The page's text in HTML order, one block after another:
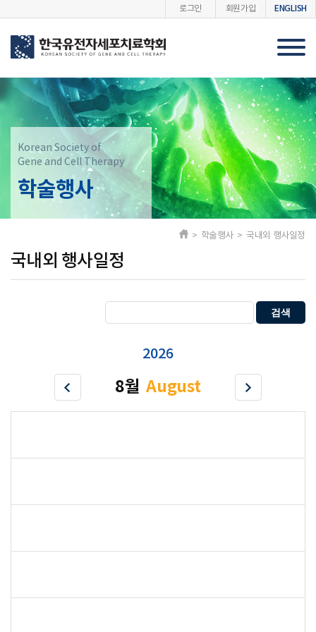
로그인 회원가입 ENGLISH
Korean Society of
Gene and Cell Therapy
학술행사
국내외 행사일정
> 학술행사 > 국내외 행사일정
검색
2026
8월 August